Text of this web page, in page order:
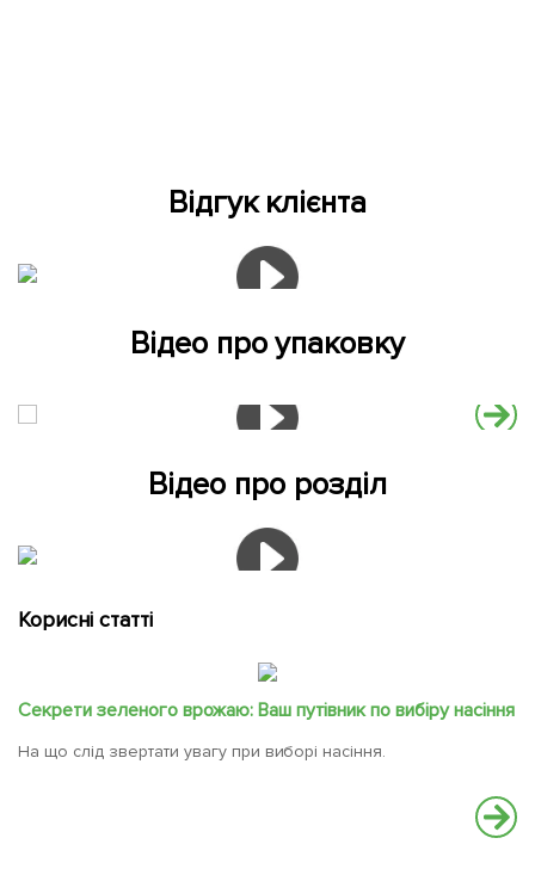
Відгук клієнта
Відео про упаковку
Відео про розділ
Корисні статті
Секрети зеленого врожаю: Ваш путівник по вибіру насіння
На що слід звертати увагу при виборі насіння.